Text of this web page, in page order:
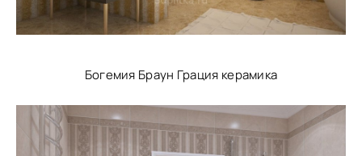
Богемия Браун Грация керамика